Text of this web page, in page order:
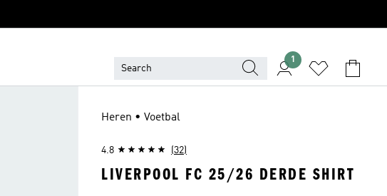
1
Heren • Voetbal
4.8 (32)
LIVERPOOL FC 25/26 DERDE SHIRT